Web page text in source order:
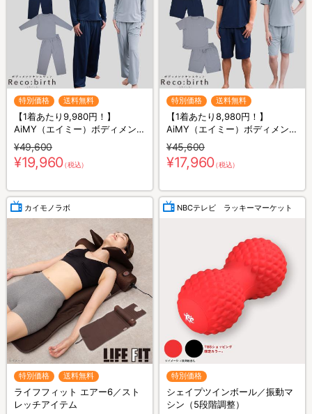
特別価格 送料無料
【1着あたり9,980円！】
AiMY（エイミー）ボディメンテ
ナンスウェア リカバース／長袖
長ズボン／2着セット／上下セ
ット／リカバリーウェア
¥49,600
¥19,960（税込）
特別価格 送料無料
【1着あたり8,980円！】
AiMY（エイミー）ボディメンテ
ナンスウェア リカバース／半袖
半ズボン／2着セット／上下セ
ット／リカバリーウェア
¥45,600
¥17,960（税込）
カイモノラボ
特別価格 送料無料
ライフフィット エアー6／スト
レッチアイテム
NBCテレビ ラッキーマーケット
特別価格
シェイプツインボール／振動マ
シン（5段階調整）